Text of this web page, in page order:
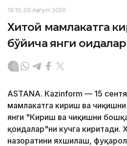
19:10, 06 Август 2026
Хитой мамлакатга
бўйича янги
ASTANА. Кazinform — 15
мамлакатга кириш ва
янги "Кириш ва чиқишни
қоидалар"ни кучга
назоратини яхшилаш,